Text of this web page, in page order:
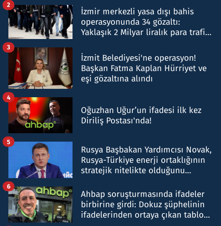
İzmir merkezli yasa dışı bahis
operasyonunda 34 gözaltı:
Yaklaşık 2 Milyar liralık para trafiği
2
İzmit Belediyesi'ne operasyon!
Başkan Fatma Kaplan Hürriyet ve
eşi gözaltına alındı
3
Oğuzhan Uğur’un ifadesi ilk kez
Diriliş Postası'nda!
4
Rusya Başbakan Yardımcısı Novak,
Rusya-Türkiye enerji ortaklığının
stratejik nitelikte olduğunu
5
Ahbap soruşturmasında ifadeler
birbirine girdi: Dokuz şüphelinin
ifadelerinden ortaya çıkan tablo
6